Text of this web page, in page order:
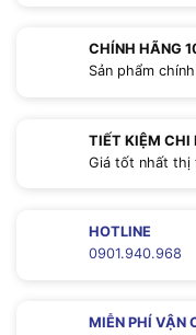
CHÍNH HÃNG
Sản phẩm
TIẾT KIỆM CHI
Giá tốt nhất thị
HOTLINE
0901.940.968
MIỄN PHÍ VẬN